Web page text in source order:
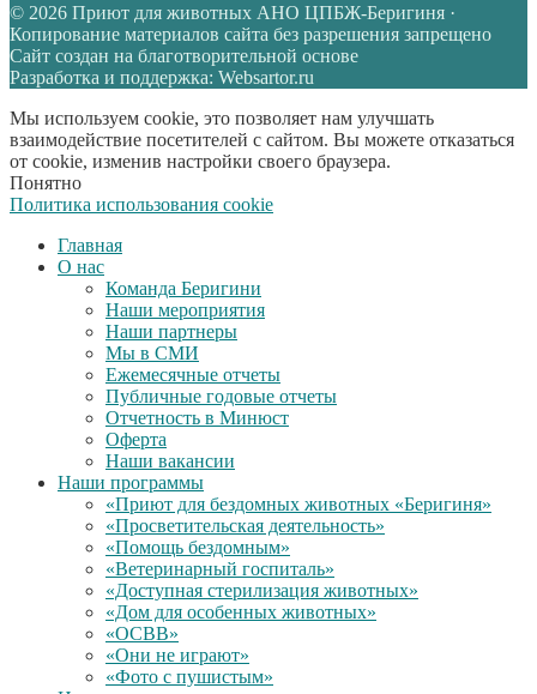
© 2026 Приют для животных АНО ЦПБЖ-Беригиня ·
Копирование материалов сайта без разрешения запрещено
Сайт создан на благотворительной основе
Разработка и поддержка: Websartor.ru
Мы используем cookie, это позволяет нам улучшать
взаимодействие посетителей с сайтом. Вы можете отказаться
от cookie, изменив настройки своего браузера.
Понятно
Политика использования cookie
Главная
О нас
Команда Беригини
Наши мероприятия
Наши партнеры
Мы в СМИ
Ежемесячные отчеты
Публичные годовые отчеты
Отчетность в Минюст
Оферта
Наши вакансии
Наши программы
«Приют для бездомных животных «Беригиня»
«Просветительская деятельность»
«Помощь бездомным»
«Ветеринарный госпиталь»
«Доступная стерилизация животных»
«Дом для особенных животных»
«ОСВВ»
«Они не играют»
«Фото с пушистым»